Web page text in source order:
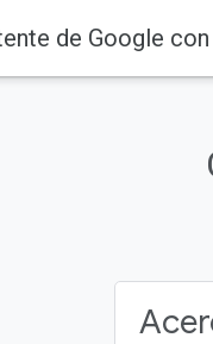
de Google